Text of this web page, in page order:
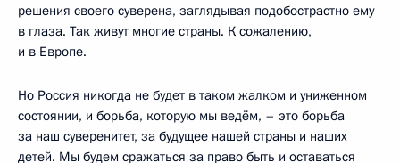
решения своего суверена, заглядывая подобострастно ему
в глаза. Так живут многие страны. К сожалению,
и в Европе.
Но Россия никогда не будет в таком жалком и униженном
состоянии, и борьба, которую мы ведём, – это борьба
за наш суверенитет, за будущее нашей страны и наших
детей. Мы будем сражаться за право быть и оставаться